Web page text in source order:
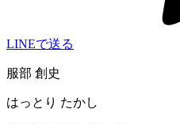
LINEで送る
服部 創史
はっとり たかし